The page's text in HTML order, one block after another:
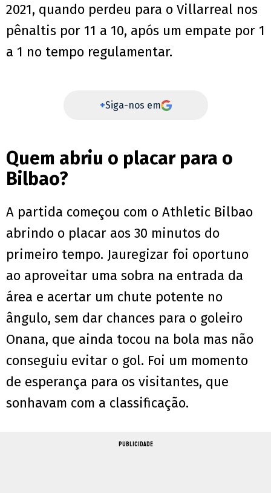
2021, quando perdeu para o Villarreal nos
pênaltis por 11 a 10, após um empate por 1
a 1 no tempo regulamentar.
+Siga-nos em
Quem abriu o placar para o
Bilbao?
A partida começou com o Athletic Bilbao
abrindo o placar aos 30 minutos do
primeiro tempo. Jauregizar foi oportuno
ao aproveitar uma sobra na entrada da
área e acertar um chute potente no
ângulo, sem dar chances para o goleiro
Onana, que ainda tocou na bola mas não
conseguiu evitar o gol. Foi um momento
de esperança para os visitantes, que
sonhavam com a classificação.
PUBLICIDADE